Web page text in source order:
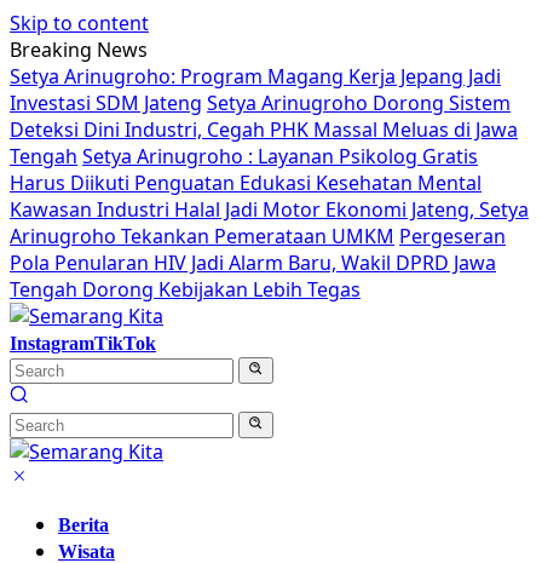
Skip to content
Breaking News
Setya Arinugroho: Program Magang Kerja Jepang Jadi
Investasi SDM Jateng Setya Arinugroho Dorong Sistem
Deteksi Dini Industri, Cegah PHK Massal Meluas di Jawa
Tengah Setya Arinugroho : Layanan Psikolog Gratis
Harus Diikuti Penguatan Edukasi Kesehatan Mental
Kawasan Industri Halal Jadi Motor Ekonomi Jateng, Setya
Arinugroho Tekankan Pemerataan UMKM Pergeseran
Pola Penularan HIV Jadi Alarm Baru, Wakil DPRD Jawa
Tengah Dorong Kebijakan Lebih Tegas
InstagramTikTok
Berita
Wisata